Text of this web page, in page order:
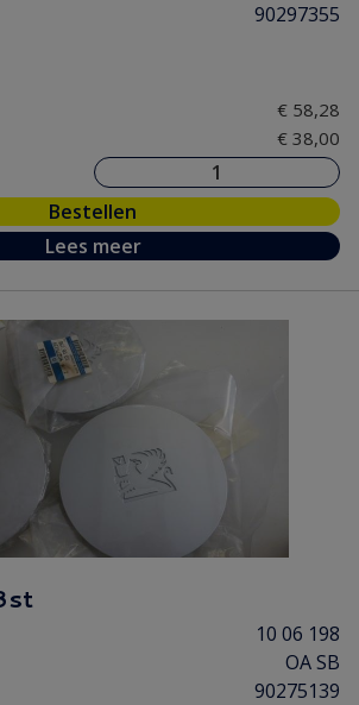
90297355
€ 58,28
€ 38,00
Bestellen
Lees meer
10 06 198
OA SB
90275139